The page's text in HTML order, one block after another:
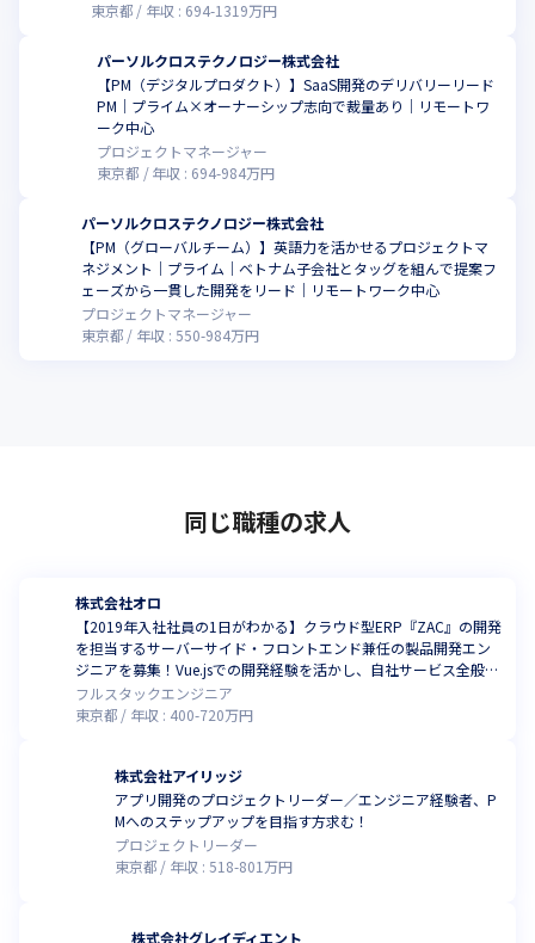
おう。」の世界を実現します。
東京都
年収 : 694-1319万円
パーソルクロステクノロジー株式会社
【PM（デジタルプロダクト）】SaaS開発のデリバリーリード
PM｜プライム×オーナーシップ志向で裁量あり｜リモートワ
ーク中心
プロジェクトマネージャー
東京都
年収 : 694-984万円
パーソルクロステクノロジー株式会社
【PM（グローバルチーム）】英語力を活かせるプロジェクトマ
ネジメント｜プライム｜ベトナム子会社とタッグを組んで提案フ
ェーズから一貫した開発をリード｜リモートワーク中心
プロジェクトマネージャー
東京都
年収 : 550-984万円
同じ職種の求人
株式会社オロ
【2019年入社社員の1日がわかる】クラウド型ERP『ZAC』の開発
を担当するサーバーサイド・フロントエンド兼任の製品開発エン
ジニアを募集！Vue.jsでの開発経験を活かし、自社サービス全般に
関わるチャンス
フルスタックエンジニア
東京都
年収 : 400-720万円
株式会社アイリッジ
アプリ開発のプロジェクトリーダー／エンジニア経験者、P
Mへのステップアップを目指す方求む！
プロジェクトリーダー
東京都
年収 : 518-801 万円
株式会社グレイディエント